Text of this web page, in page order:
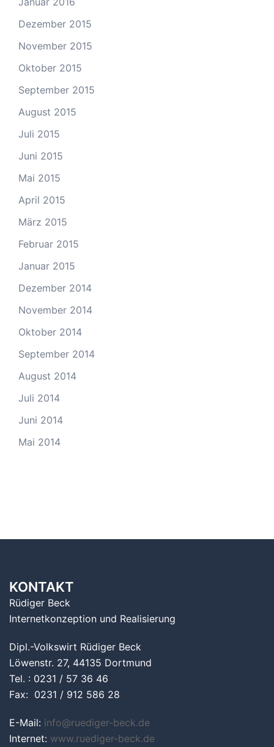
Dezember 2015
November 2015
Oktober 2015
September 2015
August 2015
Juli 2015
Juni 2015
Mai 2015
April 2015
März 2015
Februar 2015
Januar 2015
Dezember 2014
November 2014
Oktober 2014
September 2014
August 2014
Juli 2014
Juni 2014
Mai 2014
KONTAKT
Rüdiger Beck
Internetkonzeption und Realisierung
Dipl.-Volkswirt Rüdiger Beck
Löwenstr. 27, 44135 Dortmund
Tel. : 0231 / 57 36 46
Fax: 0231 / 912 586 28
E-Mail: info@ruediger-beck.de
Internet: www.ruediger-beck.de